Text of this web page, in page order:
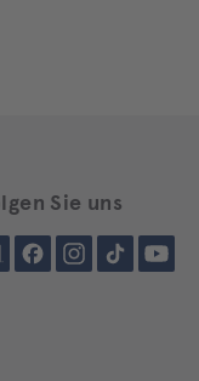
Sie uns
FacebookInstagramTiktokYouTube